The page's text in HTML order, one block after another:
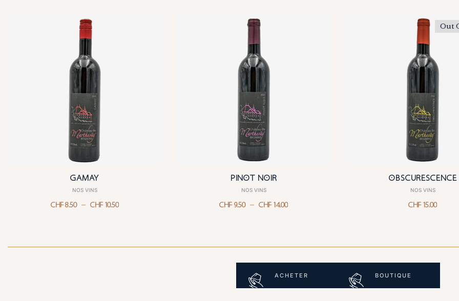
GAMAY
NOS VINS
CHF8.50 – CHF10.50
PINOT NOIR
NOS VINS
CHF9.50 – CHF14.00
Out
OBSCURESCENCE
NOS VINS
CHF15.00
ACHETER BOUTIQUE